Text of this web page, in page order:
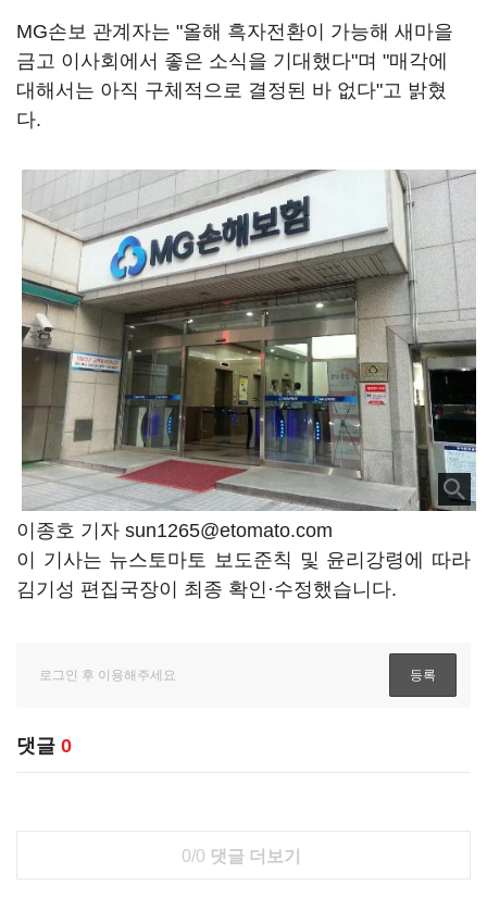
MG손보 관계자는 "올해 흑자전환이 가능해 새마을
금고 이사회에서 좋은 소식을 기대했다"며 "매각에
대해서는 아직 구체적으로 결정된 바 없다"고 밝혔
다.
이종호 기자 sun1265@etomato.com
이 기사는 뉴스토마토 보도준칙 및 윤리강령에 따라
김기성 편집국장이 최종 확인·수정했습니다.
댓글 0
0/0 댓글 더보기